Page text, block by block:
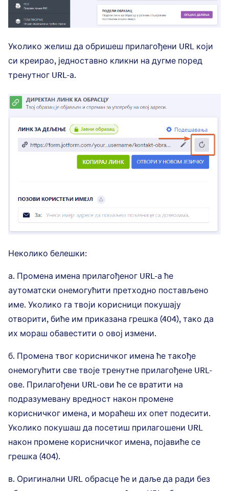
Уколико желиш да обришеш прилагођени URL који
си креирао, једноставно кликни на дугме поред
тренутног URL-а.
Неколико белешки:
а. Промена имена прилагођеног URL-а ће
аутоматски онемогућити претходно постављено
име. Уколико га твоји корисници покушају
отворити, биће им приказана грешка (404), тако да
их мораш обавестити о овој измени.
б. Промена твог корисничког имена ће такође
онемогућити све твоје тренутне прилагођене URL-
ове. Прилагођени URL-ови ће се вратити на
подразумевану вредност након промене
корисничког имена, и мораћеш их опет подесити.
Уколико покушаш да посетиш прилагошени URL
након промене корисничког имена, појавиће се
грешка (404).
в. Оригинални URL обрасце ће и даље да ради без